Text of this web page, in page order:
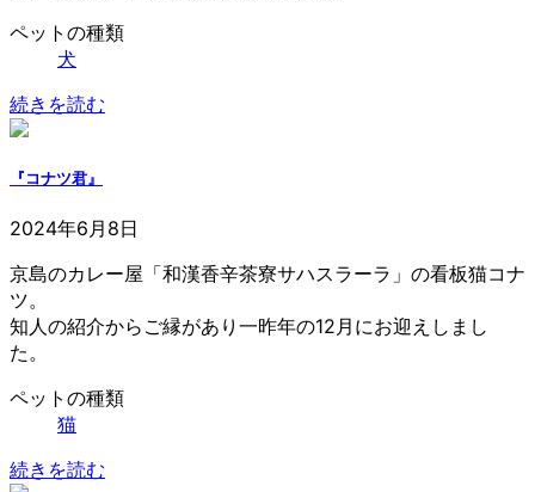
ペットの種類
犬
続きを読む
『コナツ君』
2024年6月8日
京島のカレー屋「和漢香辛茶寮サハスラーラ」の看板猫コナ
ツ。
知人の紹介からご縁があり一昨年の12月にお迎えしまし
た。
ペットの種類
猫
続きを読む